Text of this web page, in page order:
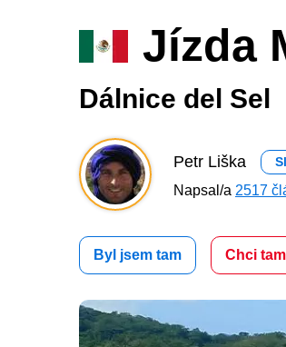
Jízda
Dálnice del Sel
Petr Liška
Napsal/a 2517
Byl jsem tam Chci tam